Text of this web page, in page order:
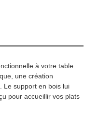
à votre table
une création
Le support en bois lui
pour accueillir vos plats